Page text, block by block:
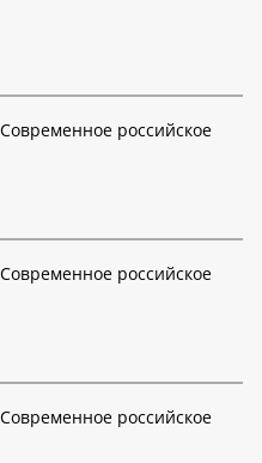
российское
российское
российское